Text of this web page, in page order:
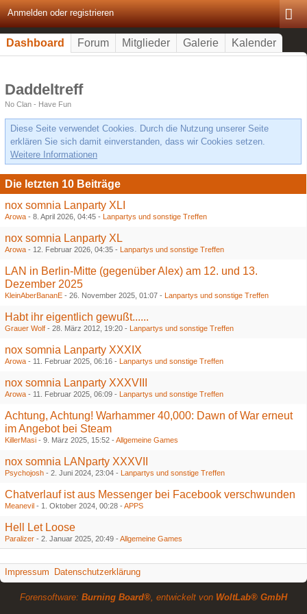
Anmelden oder registrieren
Dashboard Forum Mitglieder Galerie Kalender
Daddeltreff
No Clan - Have Fun
Diese Seite verwendet Cookies. Durch die Nutzung unserer Seite
erklären Sie sich damit einverstanden, dass wir Cookies setzen.
Weitere Informationen
Die letzten 10 Beiträge
nox somnia Lanparty XLI
Arowa - 8. April 2026, 04:45 - Lanpartys und sonstige Treffen
nox somnia Lanparty XL
Arowa - 12. Februar 2026, 04:35 - Lanpartys und sonstige Treffen
LAN in Berlin-Mitte (gegenüber Alex) am 12. und 13.
Dezember 2025
KleinAberBananE - 26. November 2025, 01:07 - Lanpartys und sonstige Treffen
Habt ihr eigentlich gewußt......
Grauer Wolf - 28. März 2012, 19:20 - Lanpartys und sonstige Treffen
nox somnia Lanparty XXXIX
Arowa - 11. Februar 2025, 06:16 - Lanpartys und sonstige Treffen
nox somnia Lanparty XXXVIII
Arowa - 11. Februar 2025, 06:09 - Lanpartys und sonstige Treffen
Achtung, Achtung! Warhammer 40,000: Dawn of War erneut
im Angebot bei Steam
KillerMasi - 9. März 2025, 15:52 - Allgemeine Games
nox somnia LANparty XXXVII
Psychojosh - 2. Juni 2024, 23:04 - Lanpartys und sonstige Treffen
Chatverlauf ist aus Messenger bei Facebook verschwunden
Meanevil - 1. Oktober 2024, 00:28 - APPS
Hell Let Loose
Paralizer - 2. Januar 2025, 20:49 - Allgemeine Games
Impressum Datenschutzerklärung
Forensoftware: Burning Board®, entwickelt von WoltLab® GmbH